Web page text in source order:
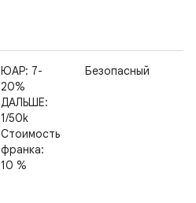
ЮАР: 7-
20%
ДАЛЬШЕ:
1/50k
Стоимость
франка:
10 %
Безопасный